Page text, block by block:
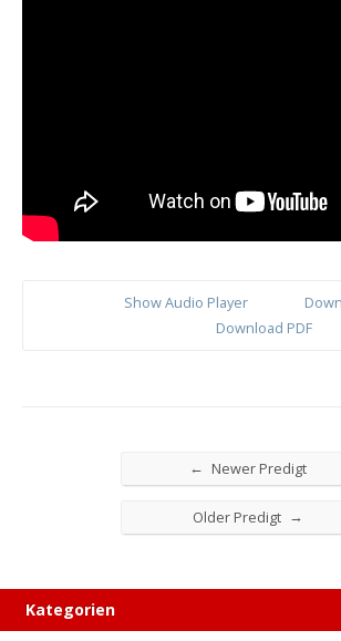
Show Audio Player
Download PDF
← Newer Predigt
Older Predigt →
Kategorien